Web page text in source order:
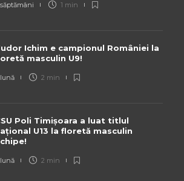
1 min
Ichim e campionul României la
masculin U9!
2 min
Poli Timișoara a luat titlul
U13 la floretă masculin
2 min